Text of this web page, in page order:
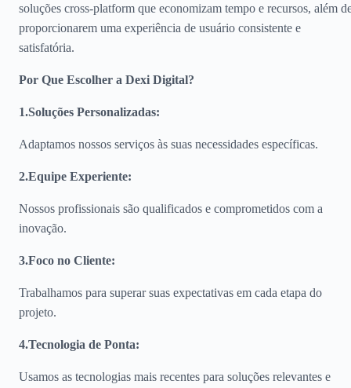
soluções cross-platform que economizam tempo e recursos, além
proporcionarem uma experiência de usuário consistente e
satisfatória.
Por Que Escolher a Dexi Digital?
1.Soluções Personalizadas:
Adaptamos nossos serviços às suas necessidades específicas.
2.Equipe Experiente:
Nossos profissionais são qualificados e comprometidos com a
inovação.
3.Foco no Cliente:
Trabalhamos para superar suas expectativas em cada etapa do
projeto.
4.Tecnologia de Ponta:
Usamos as tecnologias mais recentes para soluções relevantes e